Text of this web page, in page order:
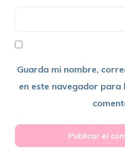
Guarda mi nombre,
en este navegador para